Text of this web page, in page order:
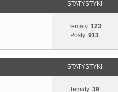
STATYSTYKI
Tematy: 123
Posty:913
STATYSTYKI
Tematy:39